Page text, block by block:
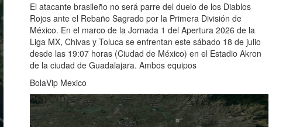
El atacante brasileño no será parre del duelo de los Diablos
Rojos ante el Rebaño Sagrado por la Primera División de
México. En el marco de la Jornada 1 del Apertura 2026 de la
Liga MX, Chivas y Toluca se enfrentan este sábado 18 de julio
desde las 19:07 horas (Ciudad de México) en el Estadio Akron
de la ciudad de Guadalajara. Ambos equipos
BolaVip Mexico